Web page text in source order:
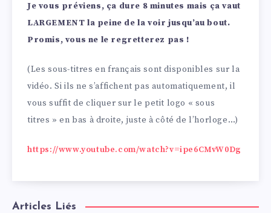
Je vous préviens, ça dure 8 minutes mais ça vaut
LARGEMENT la peine de la voir jusqu’au bout.
Promis, vous ne le regretterez pas !
(Les sous-titres en français sont disponibles sur la
vidéo. Si ils ne s’affichent pas automatiquement, il
vous suffit de cliquer sur le petit logo « sous
titres » en bas à droite, juste à côté de l’horloge…)
https://www.youtube.com/watch?v=ipe6CMvW0Dg
Articles Liés